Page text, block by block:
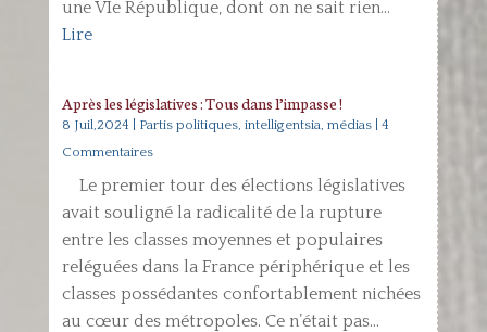
une VIe République, dont on ne sait rien...
Lire
Après les législatives : Tous dans l’impasse !
8 Juil,2024 Partis politiques, intelligentsia, médias| 4
Commentaires
Le premier tour des élections législatives
avait souligné la radicalité de la rupture
entre les classes moyennes et populaires
reléguées dans la France périphérique et les
classes possédantes confortablement nichées
au cœur des métropoles. Ce n’était pas...